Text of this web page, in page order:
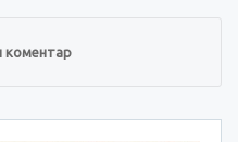
коментар